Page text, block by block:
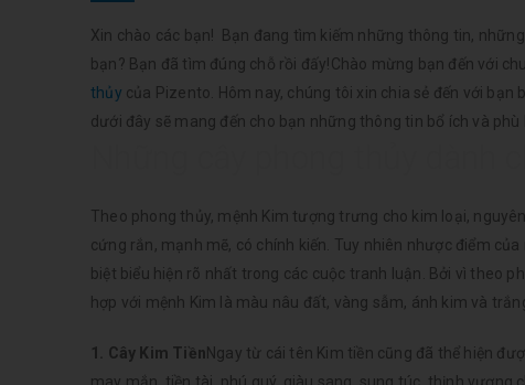
Xin chào các bạn! Bạn đang tìm kiếm những thông tin,
bạn? Bạn đã tìm đúng chỗ rồi đấy!Chào mừng bạn đến với
thủy của Pizento. Hôm nay, chúng tôi xin chia sẻ đến với bạn
dưới đây sẽ mang đến cho bạn những thông tin bổ ích và phù
Theo phong thủy, mệnh Kim tượng trưng cho kim loại,
cứng rắn, mạnh mẽ, có chính kiến. Tuy nhiên nhược điểm
biệt biểu hiện rõ nhất trong các cuộc tranh luận. Bởi vì theo
hợp với mệnh Kim là màu nâu đất, vàng sẫm, ánh kim và
1. Cây Kim TiềnNgay từ cái tên Kim tiền cũng đã thể hiện